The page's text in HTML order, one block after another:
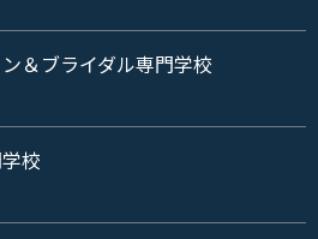
＆ブライダル専門学校
校